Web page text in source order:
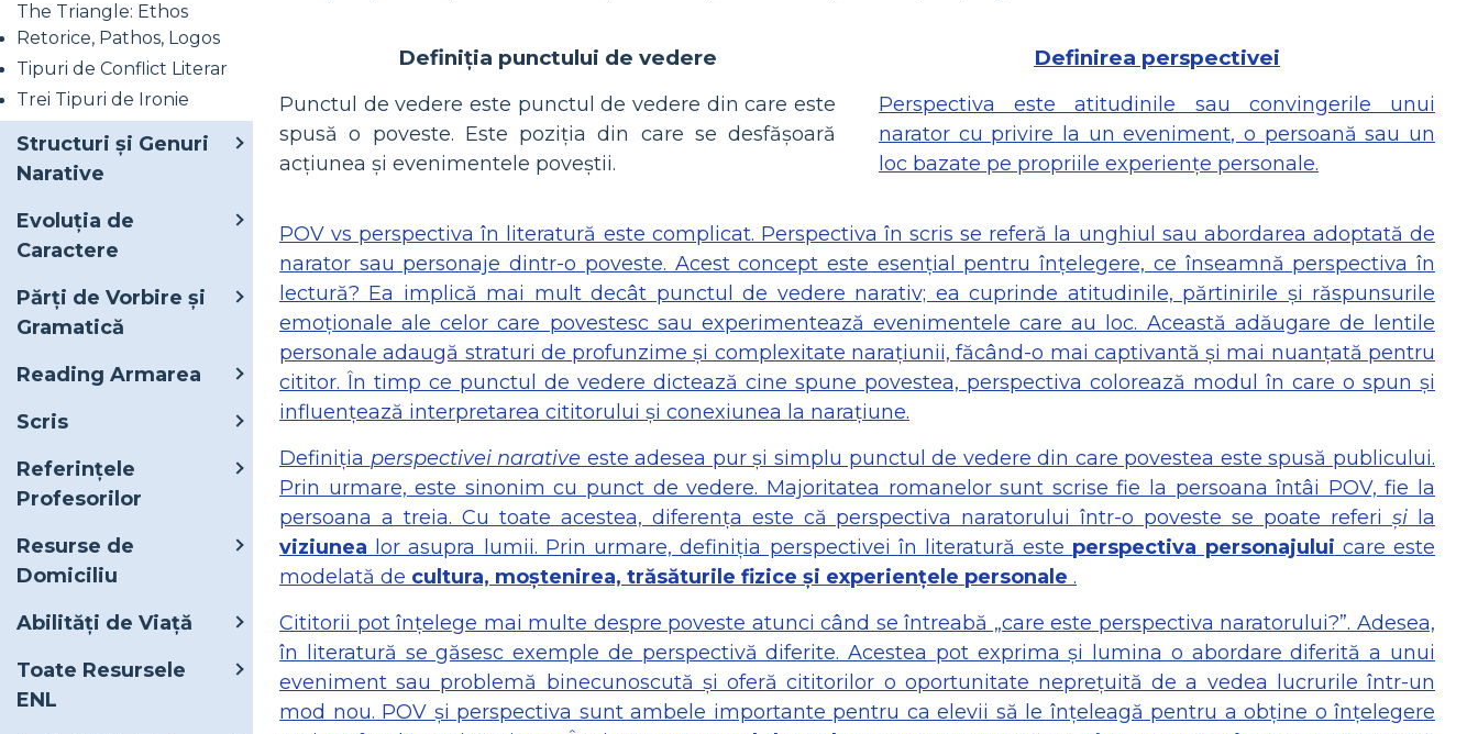
The Triangle: Ethos
Retorice, Pathos, Logos
Tipuri de Conflict Literar
Trei Tipuri de Ironie
Structuri și Genuri
Narative
Evoluția de
Caractere
Părți de Vorbire și
Gramatică
Reading Armarea
Scris
Referințele
Profesorilor
Resurse de
Domiciliu
Abilități de Viață
Toate Resursele
ENL
Definiția punctului de vedere
Punctul de vedere este punctul de vedere din care este
spusă o poveste. Este poziția din care se desfășoară
acțiunea și evenimentele poveștii.
Definirea perspectivei
Perspectiva este atitudinile sau convingerile unui
narator cu privire la un eveniment, o persoană sau un
loc bazate pe propriile experiențe personale.
POV vs perspectiva în literatură este complicat. Perspectiva în scris se referă la unghiul sau abordarea adoptată de
narator sau personaje dintr-o poveste. Acest concept este esențial pentru înțelegere, ce înseamnă perspectiva în
lectură? Ea implică mai mult decât punctul de vedere narativ; ea cuprinde atitudinile, părtinirile și răspunsurile
emoționale ale celor care povestesc sau experimentează evenimentele care au loc. Această adăugare de lentile
personale adaugă straturi de profunzime și complexitate narațiunii, făcând-o mai captivantă și mai nuanțată pentru
cititor. În timp ce punctul de vedere dictează cine spune povestea, perspectiva colorează modul în care o spun și
influențează interpretarea cititorului și conexiunea la narațiune.
Definiția perspectivei narative este adesea pur și simplu punctul de vedere din care povestea este spusă publicului.
Prin urmare, este sinonim cu punct de vedere. Majoritatea romanelor sunt scrise fie la persoana întâi POV, fie la
persoana a treia. Cu toate acestea, diferența este că perspectiva naratorului într-o poveste se poate referiși la
viziunea lor asupra lumii. Prin urmare, definiția perspectivei în literatură este perspectiva personajului care este
modelată de cultura, moștenirea, trăsăturile fizice și experiențele personale .
Cititorii pot înțelege mai multe despre poveste atunci când se întreabă „care este perspectiva naratorului?”. Adesea,
în literatură se găsesc exemple de perspectivă diferite. Acestea pot exprima și lumina o abordare diferită a unui
eveniment sau problemă binecunoscută și oferă cititorilor o oportunitate neprețuită de a vedea lucrurile într-un
mod nou. POV și perspectiva sunt ambele importante pentru ca elevii să le înțeleagă pentru a obține o înțelegere